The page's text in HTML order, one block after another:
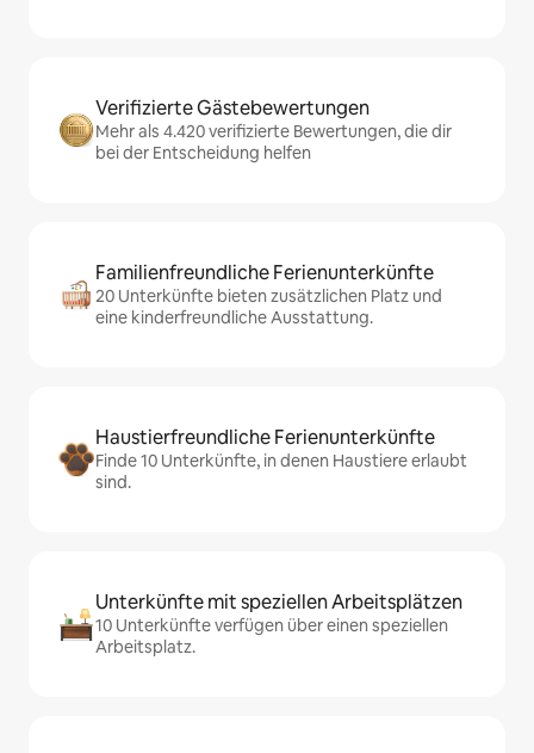
Verifizierte Gästebewertungen
Mehr als 4.420 verifizierte Bewertungen, die dir
bei der Entscheidung helfen
Familienfreundliche Ferienunterkünfte
20 Unterkünfte bieten zusätzlichen Platz und
eine kinderfreundliche Ausstattung.
Haustierfreundliche Ferienunterkünfte
Finde 10 Unterkünfte, in denen Haustiere erlaubt
sind.
Unterkünfte mit speziellen Arbeitsplätzen
10 Unterkünfte verfügen über einen speziellen
Arbeitsplatz.